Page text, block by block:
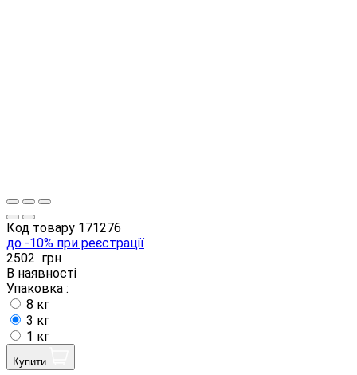
Код товару 171276
до -10% при реєстрації
2502 грн
В наявності
Упаковка :
8 кг
3 кг
1 кг
Купити